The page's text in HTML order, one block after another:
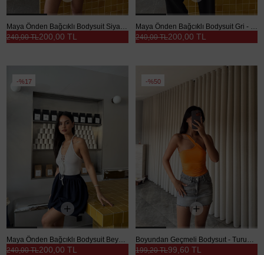
Maya Önden Bağcıklı Bodysuit Siyah - Siyah
200,00 TL
240,00 TL
Maya Önden Bağcıklı Bodysuit Gri - Gri
200,00 TL
240,00 TL
%17
200,00 TL
240,00 TL
%50
99,60 TL
199,20 TL